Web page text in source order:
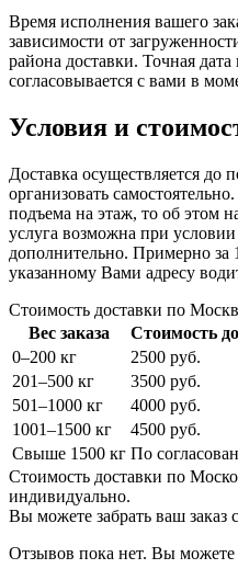
Время исполнения вашего
зависимости от
района доставки. Точная дата
согласовывается с вами в
Условия и
Доставка осуществляется до
организовать
подъема на этаж, то об этом
услуга возможна при
дополнительно. Примерно за
указанному Вами адресу
Стоимость доставки по
Вес заказа
Стоимость
0–200 кг
2500 руб.
201–500 кг
3500 руб.
501–1000 кг
4000 руб.
1001–1500 кг
4500 руб.
Свыше 1500 кг По
Стоимость доставки по
индивидуально.
Вы можете забрать ваш заказ
Отзывов пока нет. Вы можете